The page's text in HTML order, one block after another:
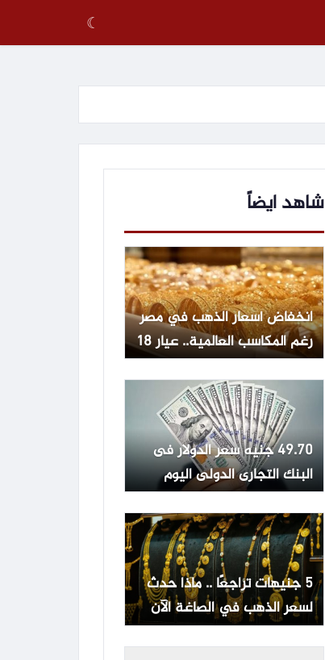
☾
شاهد ايضاً
انخفاض أسعار الذهب في مصر
رغم المكاسب العالمية.. عيار 18
يسجل 5117 جنيها
49.70 جنيه سعر الدولار فى
البنك التجارى الدولى اليوم
الخميس
5 جنيهات تراجعًا .. ماذا حدث
لسعر الذهب في الصاغة الآن